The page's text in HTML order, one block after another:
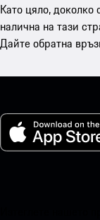
Като цяло,
налична на тази
Дайте обратна